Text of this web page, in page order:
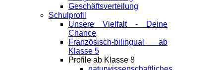
Geschäftsverteilung
Schulprofil
Unsere Vielfalt - Deine
Chance
Französisch-bilingual ab
Klasse 5
Profile ab Klasse 8